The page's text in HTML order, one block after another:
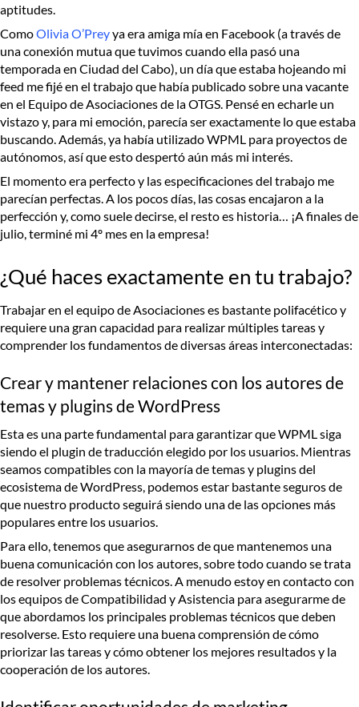
aptitudes.
ComoOlivia O’Preyya era amiga mía en Facebook (a través de
una conexión mutua que tuvimos cuando ella pasó una
temporada en Ciudad del Cabo), un día que estaba hojeando mi
feed me fijé en el trabajo que había publicado sobre una vacante
en el Equipo de Asociaciones de la OTGS. Pensé en echarle un
vistazo y, para mi emoción, parecía ser exactamente lo que estaba
buscando. Además, ya había utilizado WPML para proyectos de
autónomos, así que esto despertó aún más mi interés.
El momento era perfecto y las especificaciones del trabajo me
parecían perfectas. A los pocos días, las cosas encajaron a la
perfección y, como suele decirse, el resto es historia… ¡A finales de
julio, terminé mi 4º mes en la empresa!
¿Qué haces exactamente en tu trabajo?
Trabajar en el equipo de Asociaciones es bastante polifacético y
requiere una gran capacidad para realizar múltiples tareas y
comprender los fundamentos de diversas áreas interconectadas:
Crear y mantener relaciones con los autores de
temas y plugins de WordPress
Esta es una parte fundamental para garantizar que WPML siga
siendo el plugin de traducción elegido por los usuarios. Mientras
seamos compatibles con la mayoría de temas y plugins del
ecosistema de WordPress, podemos estar bastante seguros de
que nuestro producto seguirá siendo una de las opciones más
populares entre los usuarios.
Para ello, tenemos que asegurarnos de que mantenemos una
buena comunicación con los autores, sobre todo cuando se trata
de resolver problemas técnicos. A menudo estoy en contacto con
los equipos de Compatibilidad y Asistencia para asegurarme de
que abordamos los principales problemas técnicos que deben
resolverse. Esto requiere una buena comprensión de cómo
priorizar las tareas y cómo obtener los mejores resultados y la
cooperación de los autores.